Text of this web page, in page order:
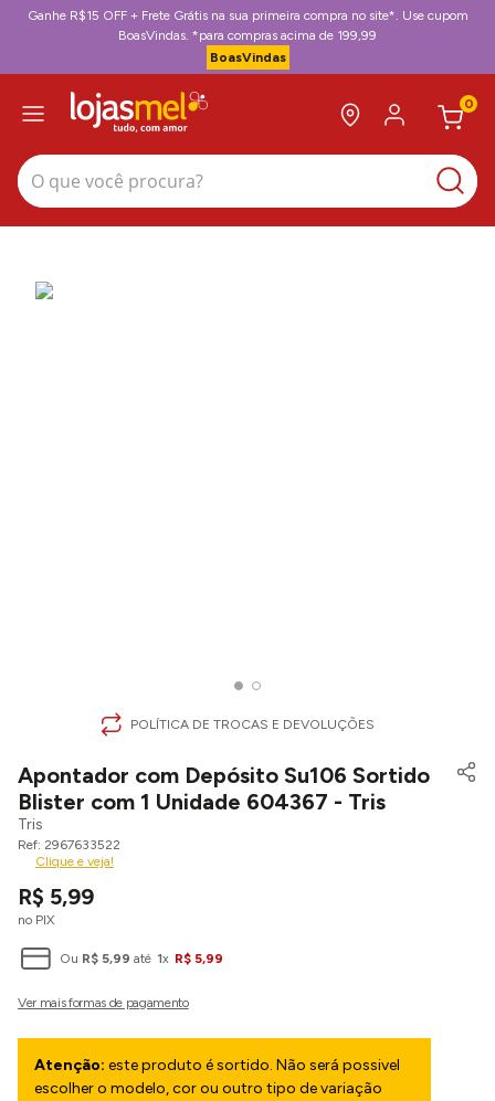
Ganhe R$15 OFF + Frete Grátis na sua primeira compra no site*. Use cupom
BoasVindas. *para compras acima de 199,99
BoasVindas
0
O que você procura?
POLÍTICA DE TROCAS E DEVOLUÇÕES
Apontador com Depósito Su106 Sortido
Blister com 1 Unidade 604367 - Tris
Tris
2967633522
Clique e veja!
R$ 5,99
no PIX
Ou R$ 5,99 até 1x R$ 5,99
Atenção: este produto é sortido. Não será possivel
escolher o modelo, cor ou outro tipo de variação